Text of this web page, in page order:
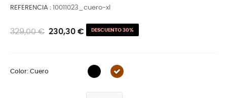
REFERENCIA 10011023_cuero-xl
329,00 € 230,30 € DESCUENTO 30%
Color: Cuero